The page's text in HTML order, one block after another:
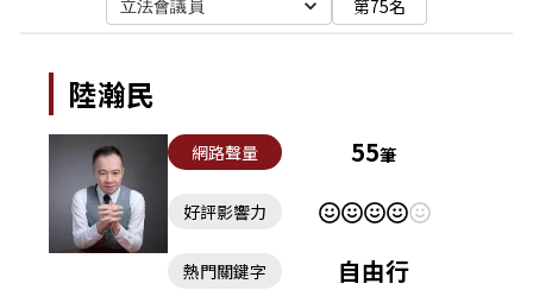
立法會議員 第75名
陸瀚民
網路聲量 55筆
好評影響力
熱門關鍵字 自由行